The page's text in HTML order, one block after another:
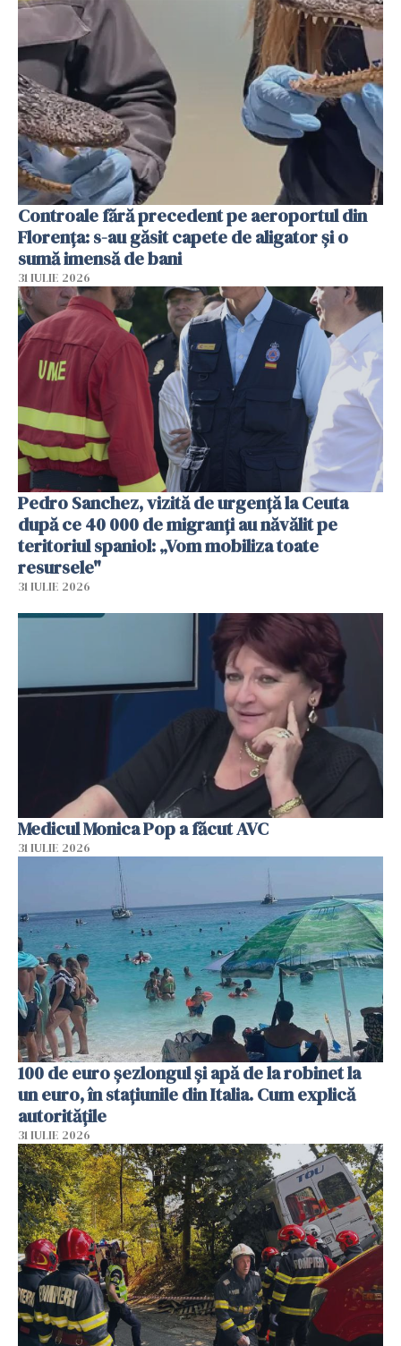
Controale fără precedent pe aeroportul din
Florența: s-au găsit capete de aligator și o
sumă imensă de bani
31 IULIE 2026
Pedro Sanchez, vizită de urgență la Ceuta
după ce 40 000 de migranți au năvălit pe
teritoriul spaniol: „Vom mobiliza toate
resursele"
31 IULIE 2026
Medicul Monica Pop a făcut AVC
31 IULIE 2026
100 de euro șezlongul și apă de la robinet la
un euro, în stațiunile din Italia. Cum explică
autoritățile
31 IULIE 2026